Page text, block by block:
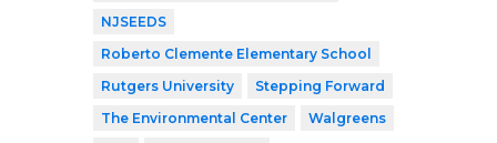
NJSEEDS
Roberto Clemente Elementary School
Rutgers University
Stepping Forward
The Environmental Center
Walgreens